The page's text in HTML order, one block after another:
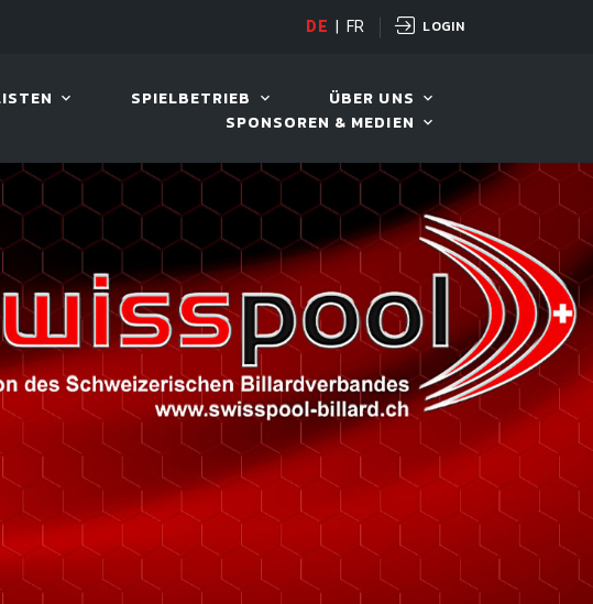
10. AUG. 2026, 19:00
DE FR LOGIN
SPIELBETRIEB
ÜBER UNS
SPONSOREN & MEDIEN